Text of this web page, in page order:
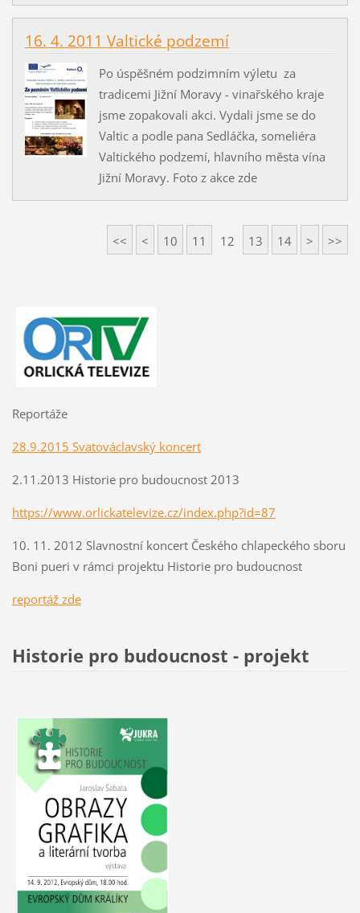
16. 4. 2011 Valtické podzemí
Po úspěšném podzimním výletu za
tradicemi Jižní Moravy - vinařského kraje
jsme zopakovali akci. Vydali jsme se do
Valtic a podle pana Sedláčka, someliéra
Valtického podzemí, hlavního města vína
Jižní Moravy. Foto z akce zde
<< < 10 11 12 13 14 > >>
Reportáže
28.9.2015 Svatováclavský koncert
2.11.2013 Historie pro budoucnost 2013
https://www.orlickatelevize.cz/index.php?id=87
10. 11. 2012 Slavnostní koncert Českého chlapeckého sboru
Boni pueri v rámci projektu Historie pro budoucnost
reportáž zde
Historie pro budoucnost - projekt